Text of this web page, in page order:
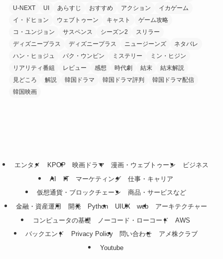
U-NEXT
UI あらすじ おすすめ アクション
イカゲーム
イ・ドヒョン
ウェブトゥーン キャスト
ゲーム攻略
コ・ユンジョン
サスペンス シーズン2
スリラー
ディズニープラス
ディズニープラス ニュージーンズ
ネタバレ
ハン・ヒョジュ
パク・ウンビン ミステリー
ミン・ヒジン
リアリティ番組
レビュー 感想 時代劇 結末
結末解説
見どころ
解説 韓国ドラマ 韓国ドラマ評判
韓国ドラマ配信
韓国映画
エンタメ KPOP 映画ドラマ 漫画・ウェブトゥーン
ビジネス
AI
IT マーケティング
仕事・キャリア
仮想通貨・ブロックチェーン
商品・サービスなど
金融・資産運用
開発 Python UIUX web
アーキテクチャー
コンピュータの基礎
ノーコード・ローコード
AWS
バックエンド
Privacy Policy 問い合わせ
アメ株クラブ
Youtube